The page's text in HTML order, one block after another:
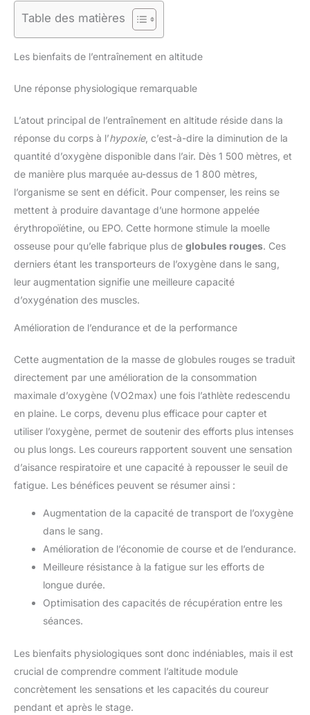
Table des matières
Les bienfaits de l’entraînement en altitude
Une réponse physiologique remarquable
L’atout principal de l’entraînement en altitude réside dans la
réponse du corps à l’hypoxie, c’est-à-dire la diminution de la
quantité d’oxygène disponible dans l’air. Dès 1 500 mètres, et
de manière plus marquée au-dessus de 1 800 mètres,
l’organisme se sent en déficit. Pour compenser, les reins se
mettent à produire davantage d’une hormone appelée
érythropoïétine, ou EPO. Cette hormone stimule la moelle
osseuse pour qu’elle fabrique plus de globules rouges. Ces
derniers étant les transporteurs de l’oxygène dans le sang,
leur augmentation signifie une meilleure capacité
d’oxygénation des muscles.
Amélioration de l’endurance et de la performance
Cette augmentation de la masse de globules rouges se traduit
directement par une amélioration de la consommation
maximale d’oxygène (VO2max) une fois l’athlète redescendu
en plaine. Le corps, devenu plus efficace pour capter et
utiliser l’oxygène, permet de soutenir des efforts plus intenses
ou plus longs. Les coureurs rapportent souvent une sensation
d’aisance respiratoire et une capacité à repousser le seuil de
fatigue. Les bénéfices peuvent se résumer ainsi :
Augmentation de la capacité de transport de l’oxygène
dans le sang.
Amélioration de l’économie de course et de l’endurance.
Meilleure résistance à la fatigue sur les efforts de
longue durée.
Optimisation des capacités de récupération entre les
séances.
Les bienfaits physiologiques sont donc indéniables, mais il est
crucial de comprendre comment l’altitude module
concrètement les sensations et les capacités du coureur
pendant et après le stage.